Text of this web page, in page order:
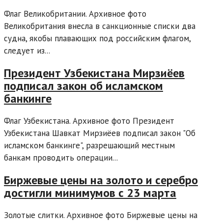
Флаг Великобритании. Архивное фото
Великобритания внесла в санкционные списки два
судна, якобы плавающих под российским флагом,
следует из...
Президент Узбекистана Мирзиёев
подписал закон об исламском
банкинге
Флаг Узбекистана. Архивное фото Президент
Узбекистана Шавкат Мирзиёев подписал закон "Об
исламском банкинге", разрешающий местным
банкам проводить операции...
Биржевые цены на золото и серебро
достигли минимумов с 23 марта
Золотые слитки. Архивное фото Биржевые цены на